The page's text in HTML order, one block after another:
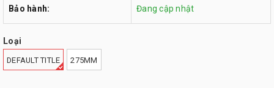
Bảo hành: Đang cập nhật
Loại
DEFAULT TITLE 275MM